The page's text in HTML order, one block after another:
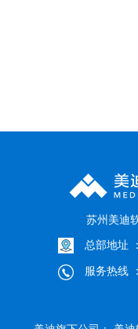
苏州美迪软
总部地址
服务热线